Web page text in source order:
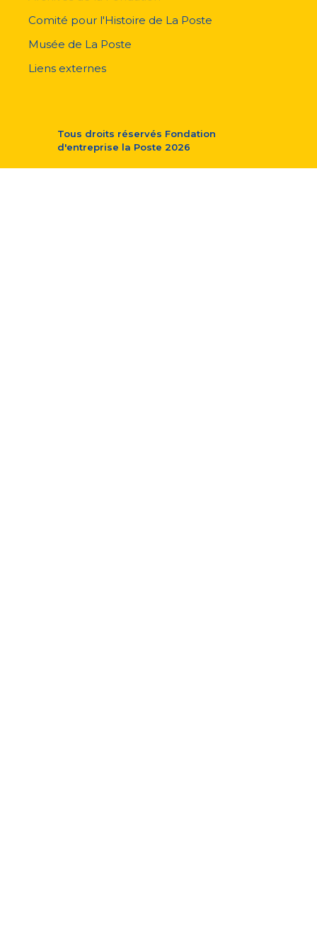
Comité pour l'Histoire de La Poste
Musée de La Poste
Liens externes
Tous droits réservés Fondation
d'entreprise la Poste 2026